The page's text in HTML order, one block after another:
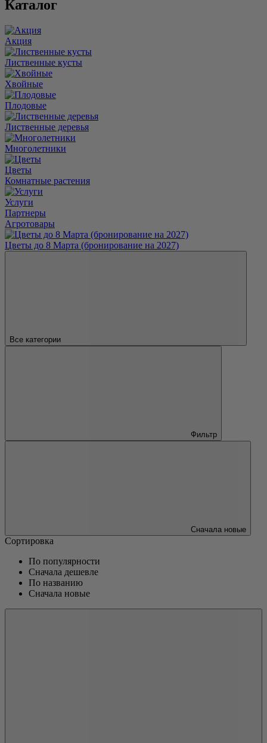
Каталог
Акция
Лиственные кусты
Хвойные
Плодовые
Лиственные деревья
Многолетники
Цветы
Комнатные растения
Услуги
Партнеры
Агротовары
Цветы до 8 Марта (бронирование на 2027)
Все категории
Фильтр
Сначала новые
Сортировка
По популярности
Сначала дешевле
По названию
Сначала новые